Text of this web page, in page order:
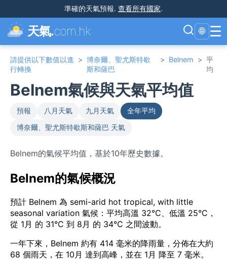
準確的天氣預報. 查看所有國家.
天氣.com.hk 🌐 ☰
請提供以下數值以進
行轉換
> 博奈爾、聖尤斯特歇
斯和薩巴
> Belnem > 平
均
Belnem氣候與天氣平均值
預報 八月天氣 九月天氣
全年平均
博奈爾、聖尤斯特歇斯和薩巴 天氣
Belnem的氣候平均值，基於10年歷史數據。
Belnem的氣候概況
預計 Belnem 為 semi-arid hot tropical, with little
seasonal variation 氣候：平均高溫 32°C、低溫 25°C，
從 1月 的 31°C 到 8月 的 34°C 之間波動。
一年下來，Belnem 約有 414 毫米的降雨量，分佈在大約
68 個雨天，在 10月 達到高峰，並在 1月 降至 7 毫米。